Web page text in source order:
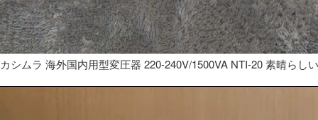
カシムラ 海外国内用型変圧器 220-240V/1500VA NTI-20 素晴らし